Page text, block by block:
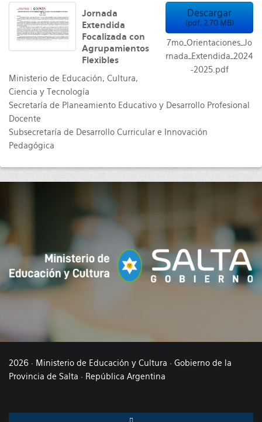
Descargar
(pdf, 2.70 MB)
7mo_Orientaciones_Jo
rnada_Extendida_2024
-2025.pdf
Jornada
Extendida
Focalizada con
Agrupamientos
Flexibles
Ministerio de Educación, Cultura,
Ciencia y Tecnología
Secretaría de Planeamiento Educativo y Desarrollo Profesional
Docente
Subsecretaría de Desarrollo Curricular e Innovación
Pedagógica
2026 · Ministerio de Educación y Cultura · Gobierno de la
Provincia de Salta · República Argentina